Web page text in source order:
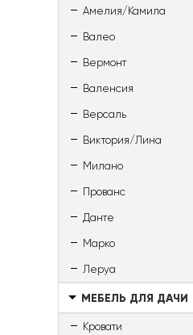
Амелия/Камила
Валео
Вермонт
Валенсия
Версаль
Виктория/Лина
Милано
Прованс
Данте
Марко
Леруа
МЕБЕЛЬ ДЛЯ ДАЧИ
Кровати